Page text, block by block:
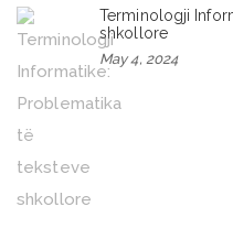
Terminologji
shkollore
May 4, 2024